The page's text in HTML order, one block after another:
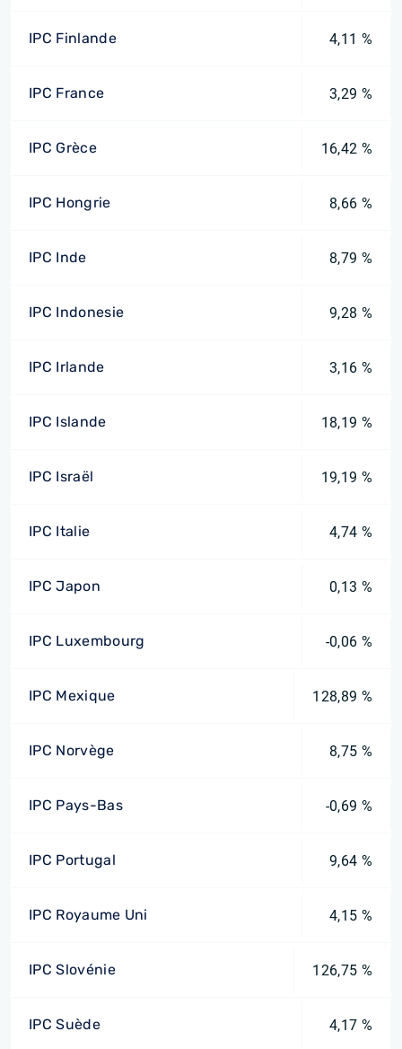
IPC Finlande 4,11 %
IPC France 3,29 %
IPC Grèce 16,42 %
IPC Hongrie 8,66 %
IPC Inde 8,79 %
IPC Indonesie 9,28 %
IPC Irlande 3,16 %
IPC Islande 18,19 %
IPC Israël 19,19 %
IPC Italie 4,74 %
IPC Japon 0,13 %
IPC Luxembourg -0,06 %
IPC Mexique 128,89 %
IPC Norvège 8,75 %
IPC Pays-Bas -0,69 %
IPC Portugal 9,64 %
IPC Royaume Uni 4,15 %
IPC Slovénie 126,75 %
IPC Suède 4,17 %